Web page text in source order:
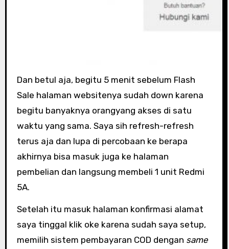
Dan betul aja, begitu 5 menit sebelum Flash
Sale halaman websitenya sudah down karena
begitu banyaknya orangyang akses di satu
waktu yang sama. Saya sih refresh-refresh
terus aja dan lupa di percobaan ke berapa
akhirnya bisa masuk juga ke halaman
pembelian dan langsung membeli 1 unit Redmi
5A.
Setelah itu masuk halaman konfirmasi alamat
saya tinggal klik oke karena sudah saya setup,
memilih sistem pembayaran COD dengan same